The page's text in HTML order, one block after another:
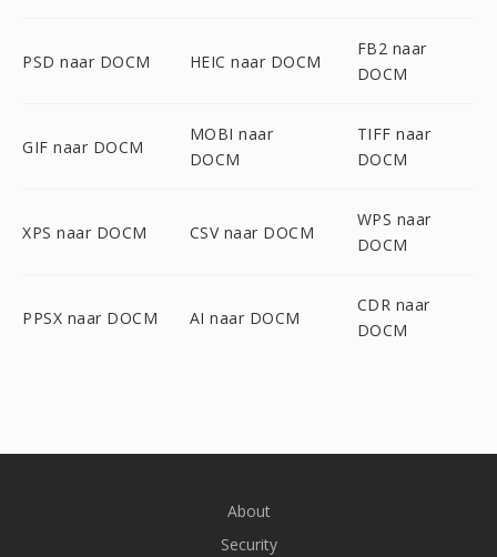
PSD naar DOCM HEIC naar DOCM
FB2 naar
DOCM
GIF naar DOCM
MOBI naar
DOCM
TIFF naar
DOCM
XPS naar DOCM CSV naar DOCM
WPS naar
DOCM
PPSX naar DOCM AI naar DOCM
CDR naar
DOCM
About
Security